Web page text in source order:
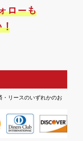
・リースのいずれかのお